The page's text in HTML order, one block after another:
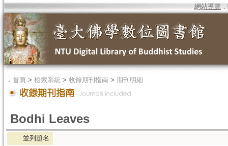
網站導覽 ．
． 首頁 > 檢索系統 > 收錄期刊指南 > 期刊明細
Bodhi Leaves
並列題名